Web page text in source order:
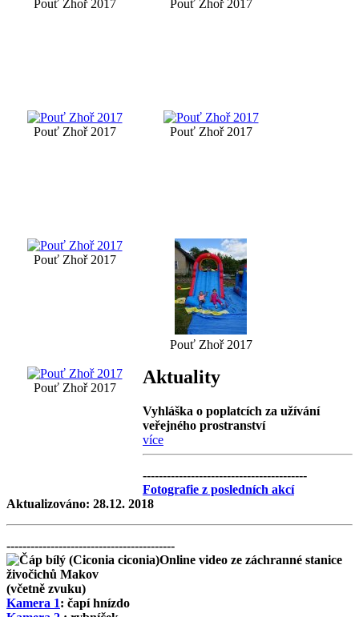
Pouť Zhoř 2017 Pouť Zhoř 2017
Pouť Zhoř 2017 Pouť Zhoř 2017
Pouť Zhoř 2017
Pouť Zhoř 2017
Pouť Zhoř 2017
Aktuality
Vyhláška o poplatcích za užívání
veřejného prostranství
více
-----------------------------------------
Fotografie z posledních akcí
Aktualizováno: 28.12. 2018
------------------------------------------
Online video ze záchranné stanice
živočichů Makov
(včetně zvuku)
Kamera 1: čapí hnízdo